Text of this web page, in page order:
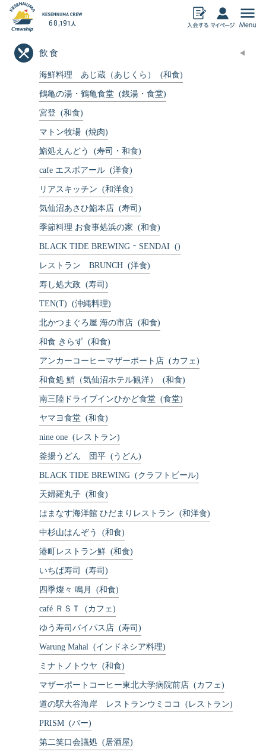
68,191 人
飲食
物産
宿泊
アミューズメン
暮らし・その他
おすすめ情報
気仙沼クルーシップとは
クルーシップ事務局からのお知らせ
飲食
海鮮料理 あじ蔵（あじくら） (和食)
鶴亀の湯・鶴亀食堂 (銭湯・食堂)
宮登 (和食)
マトン牧場 (焼肉)
鮨処えんどう (寿司・和食)
cafe エスポアール (洋食)
リアスキッチン (和洋食)
気仙沼あさひ鮨本店 (寿司)
季節料理 お食事処浜の家 (和食)
BLACK TIDE BREWING ｰ SENDAI ()
レストラン BRUNCH (洋食)
寿し処大政 (寿司)
TEN(T) (沖縄料理)
北かつまぐろ屋 海の市店 (和食)
和食 きらず (和食)
アンカーコーヒーマザーポート店 (カフェ)
和食処 鮹（気仙沼ホテル観洋） (和食)
南三陸ドライブインひかど食堂 (食堂)
ヤマヨ食堂 (和食)
nine one (レストラン)
釜揚うどん 団平 (うどん)
BLACK TIDE BREWING (クラフトビール)
天婦羅丸子 (和食)
はまなす海洋館 ひだまりレストラン (和洋食)
中杉山はんぞう (和食)
港町レストラン鮮 (和食)
いちば寿司 (寿司)
四季燦々 鳴月 (和食)
café ＲＳＴ (カフェ)
ゆう寿司バイパス店 (寿司)
Warung Mahal (インドネシア料理)
ミナトノトウヤ (和食)
マザーポートコーヒー東北大学病院前店 (カフェ)
道の駅大谷海岸 レストランウミココ (レストラン)
PRISM (バー)
第二笑口会議処 (居酒屋)